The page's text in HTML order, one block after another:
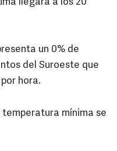
llegará a los 20
un 0% de
del Suroeste que
hora.
mínima se